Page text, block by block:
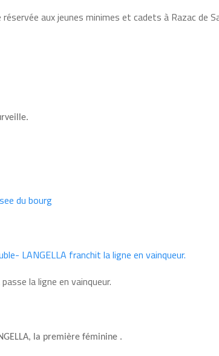
aux jeunes minimes et cadets à Razac de
lle.
la ligne en vainqueur.
la première féminine .